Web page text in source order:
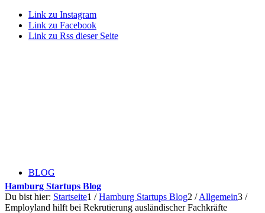
Link zu Instagram
Link zu Facebook
Link zu Rss dieser Seite
BLOG
Hamburg Startups Blog
Du bist hier: Startseite1 / Hamburg Startups Blog2 / Allgemein3 /
Employland hilft bei Rekrutierung ausländischer Fachkräfte